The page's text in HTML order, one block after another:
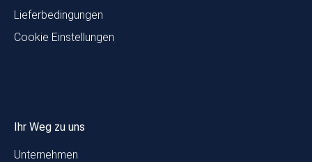
Lieferbedingungen
Cookie Einstellungen
Ihr Weg zu uns
Unternehmen